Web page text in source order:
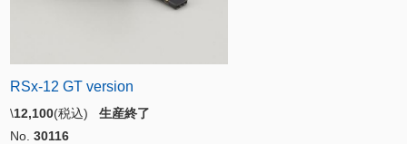
RSx-12 GT version
\12,100(税込) 生産終了
No. 30116